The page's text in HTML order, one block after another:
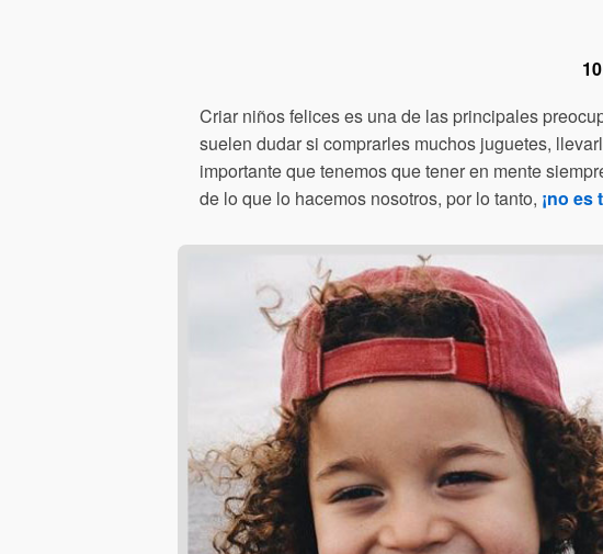
Criar niños felices es una de las principales
suelen dudar si comprarles muchos juguetes,
importante que tenemos que tener en mente
de lo que lo hacemos nosotros, por lo tanto, ¡no